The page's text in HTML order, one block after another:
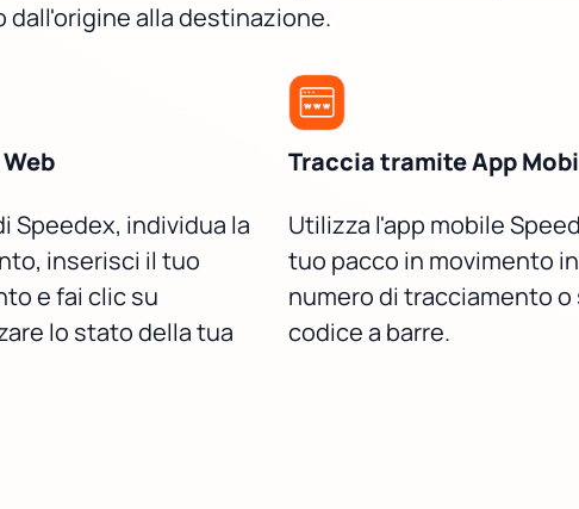
dall'origine alla destinazione.
Speedex, individua la
inserisci il tuo
e fai clic su
lo stato della tua
Traccia tramite App
Utilizza l'app mobile
tuo pacco in movimento
numero di tracciamento
codice a barre.